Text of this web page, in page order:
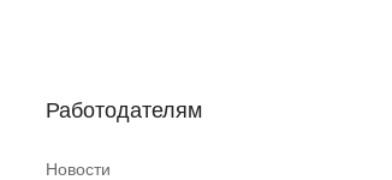
Работодателям
Новости